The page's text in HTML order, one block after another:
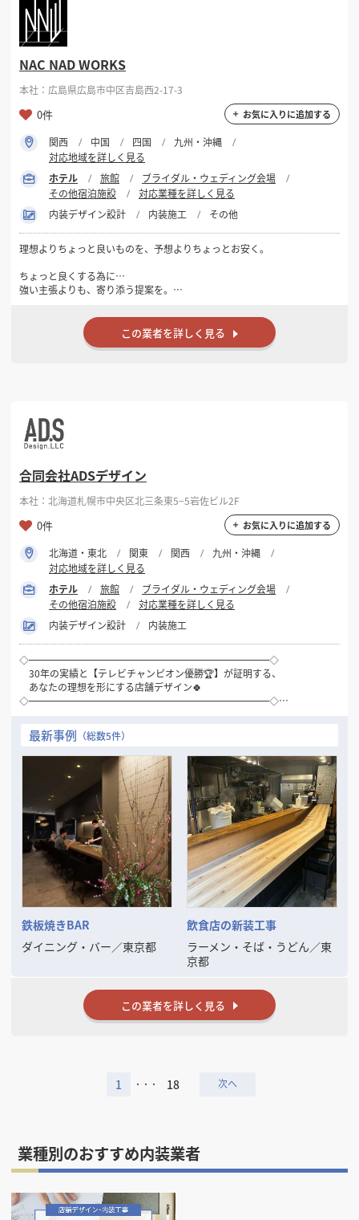
NAC NAD WORKS
本社：広島県広島市中区吉島西2-17-3
0件 お気に入りに追加する
関西 中国 四国
九州・沖縄
対応地域を詳しく見る
ホテル
旅館
ブライダル・ウェディング会場
その他宿泊施設
対応業種を詳しく見る
内装デザイン設計
内装施工 その他
理想よりちょっと良いものを、予想よりちょっとお安く。
ちょっと良くする為に…
強い主張よりも、寄り添う提案を。
クライアントの要件を正しく受け止めた上で ちょっと視野が広がるエッ
センスを添える。
それが、長く納得して使える空間につながると考えています。
限られた予算の中で、最大限の満足感を感じていただくために。
この業者を詳しく見る
合同会社ADSデザイン
本社：北海道札幌市中央区北三条東5−5岩佐ビル2F
0件 お気に入りに追加する
北海道・東北 関東 関西
九州・沖縄
対応地域を詳しく見る
ホテル
旅館
ブライダル・ウェディング会場
その他宿泊施設
対応業種を詳しく見る
内装デザイン設計
内装施工
◇━━━━━━━━━━━━━━━━━━━━━━━━━◇
30年の実績と【テレビチャンピオン優勝🏆】が証明する、
あなたの理想を形にする店舗デザイン🍀
◇━━━━━━━━━━━━━━━━━━━━━━━━━◇
ております！
私たちはお客様の「こうしたい」「こんな空間をつくりたい」という想
いを何よりも大切にしています。その想いを丁寧に汲み取り、デザイ
ン・設計・施工まで一貫してサポートすることで、お客様の理想を現実
のものにします✨
長年の経験で培ったノウハウと、「テレビチャンピオン」優勝という確
かな実績は、私たちがお客様にとって最適な店舗づくりをお手伝いでき
る証です。
◆飲食店 ◆物販店
◆サロン ◆オフィス など、、、
幅広い業種の空間を手がけてきた経験から、見た目の美しさだけでな
く、利用される方の動線や心地よさを追求。訪れる人にも働く人にも愛
される空間をご提案しています。
お客様にとっての“理想の店づくりのパートナー”であるために、プロと
しての高い視点と人としての誠実さを大切に、日々の仕事に取り組んで
最新事例 （総数5件）
鉄板焼きBAR
ダイニング・バー ／東京都
飲食店の新装工事
ラーメン・そば・うどん ／東
京都
この業者を詳しく見る
1 ・・・ 18
業種別のおすすめ内装業者